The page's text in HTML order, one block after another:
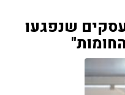
שנפגעו